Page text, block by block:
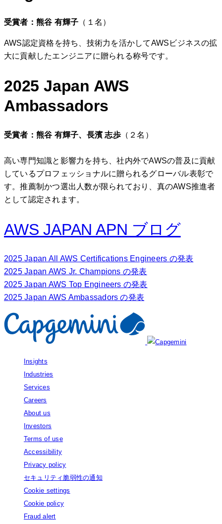
受賞者：熊谷 有輝子 （１名）
AWS認定資格を持ち、技術力を活かしてAWSビジネスの拡
大に貢献したエンジニアに贈られる称号です。
2025 Japan AWS
Ambassadors
受賞者：熊谷 有輝子、長濱 志歩（２名）
高い専門知識と影響力を持ち、社内外でAWSの普及に貢献
しているプロフェッショナルに贈られるグローバル表彰で
す。推薦制かつ選出人数が限られており、真のAWS推進者
として認定されます。
AWS JAPAN APN ブログ
2025 Japan All AWS Certifications Engineers の発表
2025 Japan AWS Jr. Champions の発表
2025 Japan AWS Top Engineers の発表
2025 Japan AWS Ambassadors の発表
Insights
Industries
Services
Careers
About us
Investors
Terms of use
Accessibility
Privacy policy
セキュリティ脆弱性の通知
Cookie settings
Cookie policy
Fraud alert